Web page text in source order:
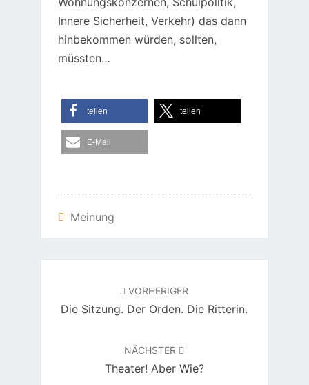
Innere Sicherheit, Verkehr) das dann
hinbekommen würden, sollten,
müssten…
teilen teilen
E-Mail
Meinung
VORHERIGER
Die Sitzung. Der Orden. Die Ritterin.
NÄCHSTER
Theater! Aber Wie?